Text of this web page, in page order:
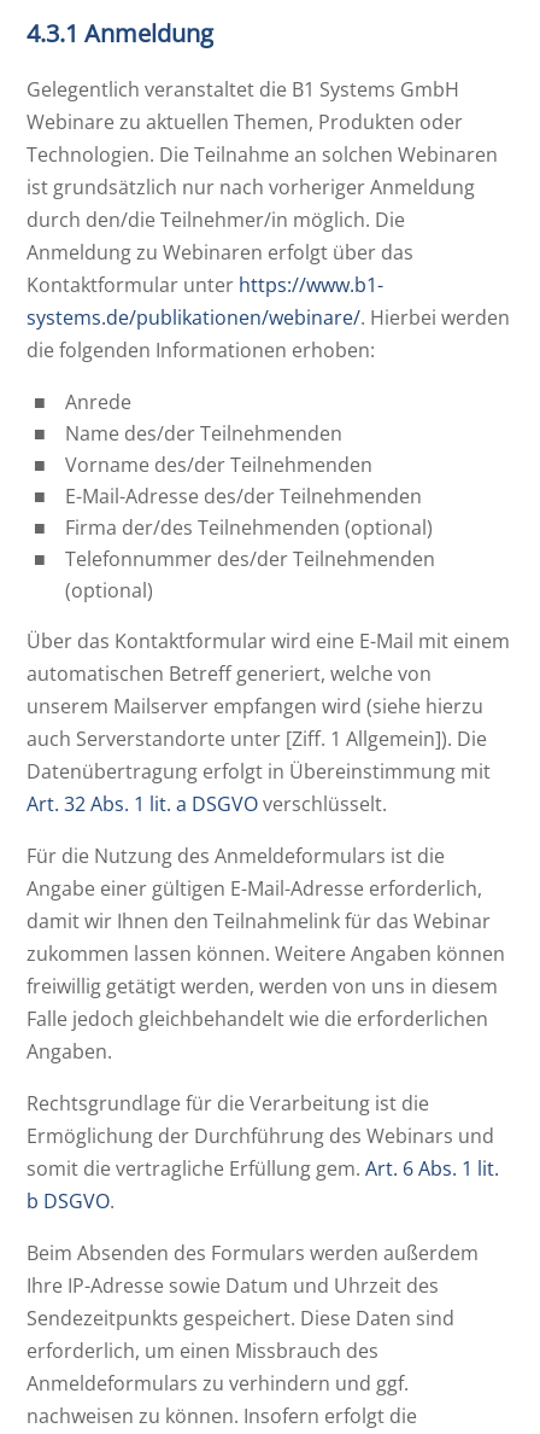
4.3.1 Anmeldung
Gelegentlich veranstaltet die B1 Systems GmbH
Webinare zu aktuellen Themen, Produkten oder
Technologien. Die Teilnahme an solchen Webinaren
ist grundsätzlich nur nach vorheriger Anmeldung
durch den/die Teilnehmer/in möglich. Die
Anmeldung zu Webinaren erfolgt über das
Kontaktformular unter https://www.b1-
systems.de/publikationen/webinare/. Hierbei werden
die folgenden Informationen erhoben:
Anrede
Name des/der Teilnehmenden
Vorname des/der Teilnehmenden
E-Mail-Adresse des/der Teilnehmenden
Firma der/des Teilnehmenden (optional)
Telefonnummer des/der Teilnehmenden
(optional)
Über das Kontaktformular wird eine E-Mail mit einem
automatischen Betreff generiert, welche von
unserem Mailserver empfangen wird (siehe hierzu
auch Serverstandorte unter [Ziff. 1 Allgemein]). Die
Datenübertragung erfolgt in Übereinstimmung mit
Art. 32 Abs. 1 lit. a DSGVOverschlüsselt.
Für die Nutzung des Anmeldeformulars ist die
Angabe einer gültigen E-Mail-Adresse erforderlich,
damit wir Ihnen den Teilnahmelink für das Webinar
zukommen lassen können. Weitere Angaben können
freiwillig getätigt werden, werden von uns in diesem
Falle jedoch gleichbehandelt wie die erforderlichen
Angaben.
Rechtsgrundlage für die Verarbeitung ist die
Ermöglichung der Durchführung des Webinars und
somit die vertragliche Erfüllung gem.Art. 6 Abs. 1 lit.
b DSGVO.
Beim Absenden des Formulars werden außerdem
Ihre IP-Adresse sowie Datum und Uhrzeit des
Sendezeitpunkts gespeichert. Diese Daten sind
erforderlich, um einen Missbrauch des
Anmeldeformulars zu verhindern und ggf.
nachweisen zu können. Insofern erfolgt die